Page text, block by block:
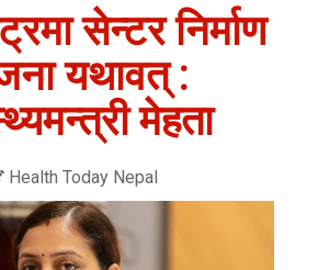
सेन्टर निर्माण
यथावत् :
मेहता
Health Today Nepal